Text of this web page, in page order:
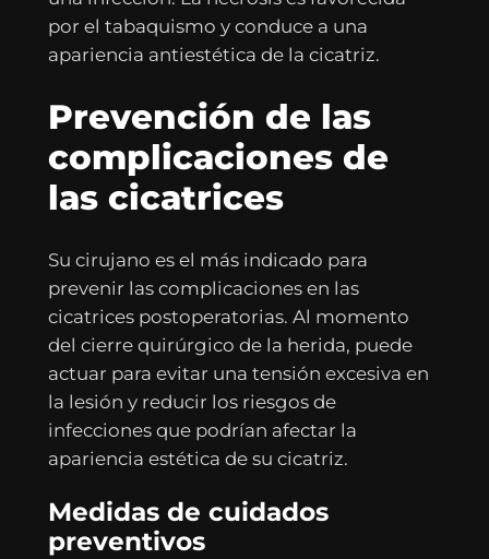
por el tabaquismo y conduce a una
apariencia antiestética de la cicatriz.
Prevención de las
complicaciones de
las cicatrices
Su cirujano es el más indicado para
prevenir las complicaciones en las
cicatrices postoperatorias. Al momento
del cierre quirúrgico de la herida, puede
actuar para evitar una tensión excesiva en
la lesión y reducir los riesgos de
infecciones que podrían afectar la
apariencia estética de su cicatriz.
Medidas de cuidados
preventivos